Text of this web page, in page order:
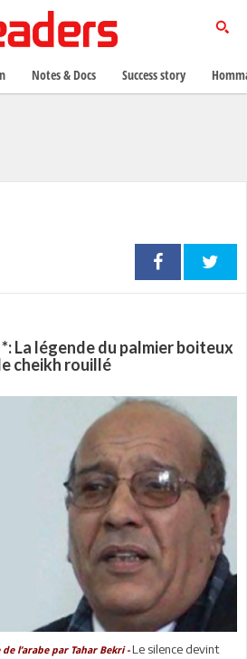
La légende du palmier boiteux
cheikh rouillé
l’arabe par Tahar Bekri -Le silence devint
Notes & Docs Success story